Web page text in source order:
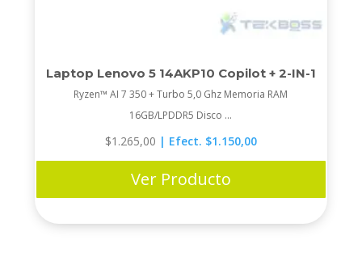
Laptop Lenovo 5 14AKP10 Copilot + 2-IN-1
Ryzen™ AI 7 350 + Turbo 5,0 Ghz Memoria RAM
16GB/LPDDR5 Disco ...
$1.265,00 | Efect. $1.150,00
Ver Producto